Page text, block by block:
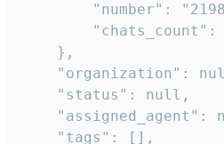
"number":
"chats_count":
    },
"organization":
    "status": null,
"assigned_agent":
    "tags": [],